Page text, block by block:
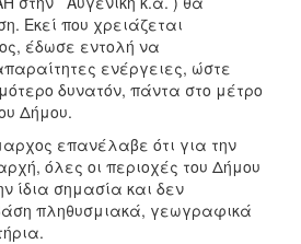
Εκεί που χρειάζεται
έδωσε εντολή να
ενέργειες, ώστε
δυνατόν, πάντα στο μέτρο
Δήμου.
επανέλαβε ότι για την
όλες οι περιοχές του Δήμου
ίδια σημασία και δεν
πληθυσμιακά, γεωγραφικά